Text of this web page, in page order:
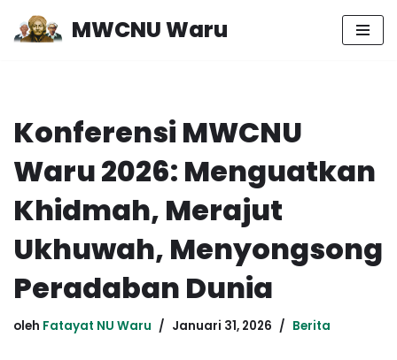
Lompat
MWCNU Waru
Konferensi MWCNU
Waru 2026: Menguatkan
Khidmah, Merajut
Ukhuwah, Menyongsong
Peradaban Dunia
oleh Fatayat NU Waru Januari 31, 2026 Berita